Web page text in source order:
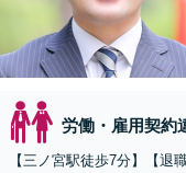
労働・雇用契約
【三ノ宮駅徒歩7分】【退